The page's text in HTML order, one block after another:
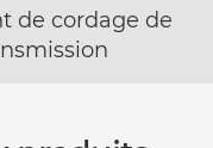
de cordage de